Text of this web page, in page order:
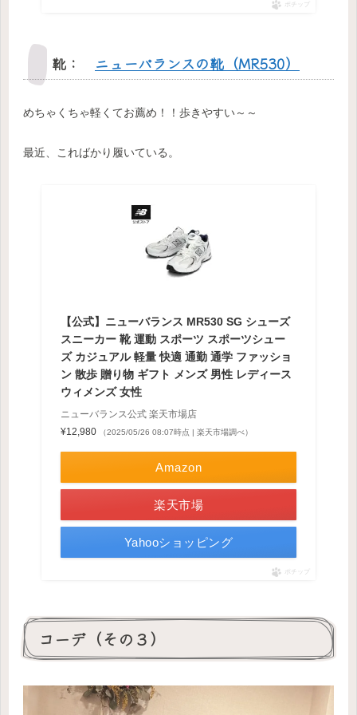
ポチップ
靴： ニューバランスの靴（MR530）
めちゃくちゃ軽くてお薦め！！歩きやすい～～
最近、こればかり履いている。
【公式】ニューバランス MR530 SG シューズ
スニーカー 靴 運動 スポーツ スポーツシュー
ズ カジュアル 軽量 快適 通勤 通学 ファッショ
ン 散歩 贈り物 ギフト メンズ 男性 レディース
ウィメンズ 女性
ニューバランス公式 楽天市場店
¥12,980
（2025/05/26 08:07時点 | 楽天市場調べ）
Amazon
楽天市場
Yahooショッピング
ポチップ
コーデ（その３）